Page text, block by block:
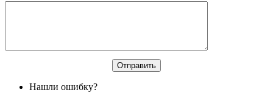
Нашли ошибку?